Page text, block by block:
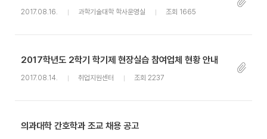
2017.08.16. 과학기술대학 학사운영실 조회 1665
2017학년도 2학기 학기제 현장실습 참여업체 현황 안내
2017.08.14. 취업지원센터 조회 2237
의과대학 간호학과 조교 채용 공고